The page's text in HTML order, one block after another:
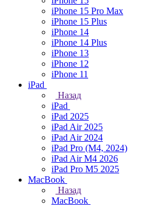
iPhone 15 Pro Max
iPhone 15 Plus
iPhone 14
iPhone 14 Plus
iPhone 13
iPhone 12
iPhone 11
iPad
Назад
iPad
iPad 2025
iPad Air 2025
iPad Air 2024
iPad Pro (M4, 2024)
iPad Air M4 2026
iPad Pro M5 2025
MacBook
Назад
MacBook